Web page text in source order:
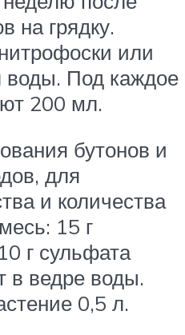
на грядку.
или
воды. Под каждое
200 мл.
бутонов и
для
и количества
15 г
г сульфата
в ведре воды.
0,5 л.